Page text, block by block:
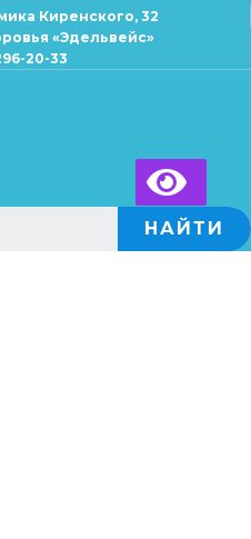
Киренского, 32
«Эдельвейс»
20-33
НАЙТИ